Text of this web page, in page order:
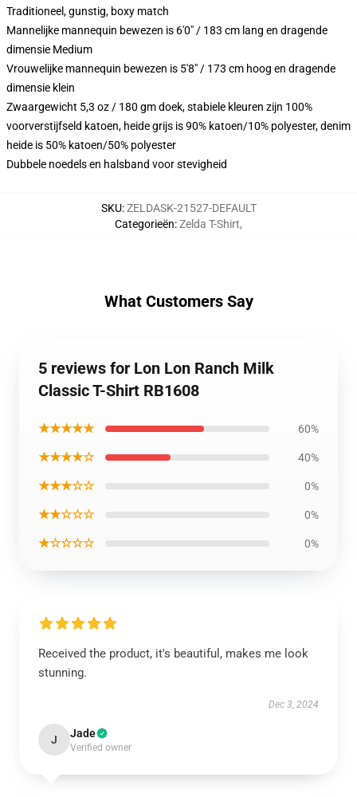
Traditioneel, gunstig, boxy match
Mannelijke mannequin bewezen is 6'0" / 183 cm lang en dragende
dimensie Medium
Vrouwelijke mannequin bewezen is 5'8" / 173 cm hoog en dragende
dimensie klein
Zwaargewicht 5,3 oz / 180 gm doek, stabiele kleuren zijn 100%
voorverstijfseld katoen, heide grijs is 90% katoen/10% polyester, denim
heide is 50% katoen/50% polyester
Dubbele noedels en halsband voor stevigheid
SKU:ZELDASK-21527-DEFAULT
Categorieën:Zelda T-Shirt,
What Customers Say
5 reviews for Lon Lon Ranch Milk
Classic T-Shirt RB1608
★★★★★ 60%
★★★★☆ 40%
★★★☆☆ 0%
★★☆☆☆ 0%
★☆☆☆☆ 0%
Received the product, it's beautiful, makes me look
stunning.
Dec 3, 2024
J Jade
Verified owner